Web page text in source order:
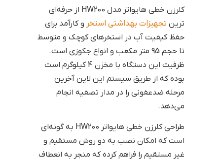
کلرزن خطی هایواتر مدل HW200 از حرفه‌ای
ترین تجهیزات بهداشتی استخر و کارآمد برای
حفظ کیفیت آب در استخرهای کوچک و متوسط
تا حجم 95 متر مکعب و انواع جکوزی است.
ظرفیت این دستگاه با مخزن 4 کیلوگرم است
بوده که از طریق سیستم این لاین آخرین
مرحله ضدعفونی را در مدار تصفیه انجام
می‌دهد.
طراحی کلرزن خطی هایواتر HW200 به گونه‌ای
است که امکان نصب به دو روش مستقیم و
غیر مستقیم را فراهم کرده که منجر به انعطاف